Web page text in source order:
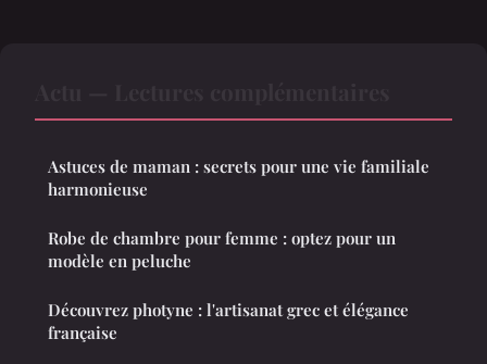
Astuces de maman : secrets pour une vie familiale
harmonieuse
Robe de chambre pour femme : optez pour un
modèle en peluche
Découvrez photyne : l'artisanat grec et élégance
française